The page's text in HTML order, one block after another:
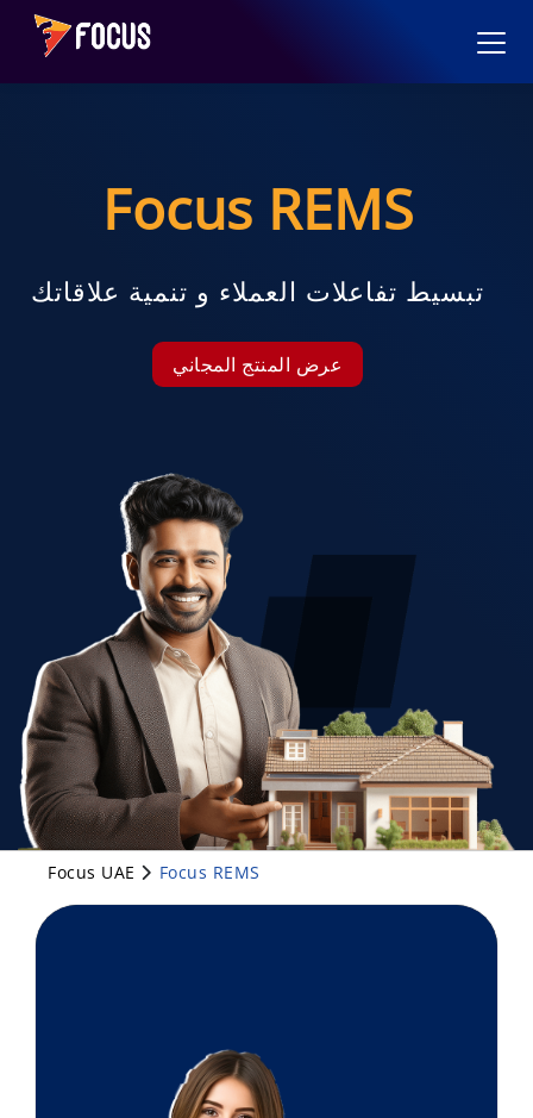
Focus REMS
تبسيط تفاعلات العملاء و تنمية علاقاتك
عرض المنتج المجاني
Focus UAE Focus REMS